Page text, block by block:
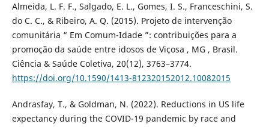
Almeida, L. F. F., Salgado, E. L., Gomes, I. S., Franceschini, S.
do C. C., & Ribeiro, A. Q. (2015). Projeto de intervenção
comunitária “ Em Comum-Idade ”: contribuições para a
promoção da saúde entre idosos de Viçosa , MG , Brasil.
Ciência & Saúde Coletiva, 20(12), 3763–3774.
https://doi.org/10.1590/1413-812320152012.10082015
Andrasfay, T., & Goldman, N. (2022). Reductions in US life
expectancy during the COVID-19 pandemic by race and